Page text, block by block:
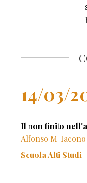
14/03/
Il non finito
Alfonso M. Iacono
Scuola Alti Studi